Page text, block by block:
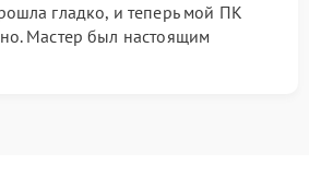
гладко, и теперь мой ПК
Мастер был настоящим